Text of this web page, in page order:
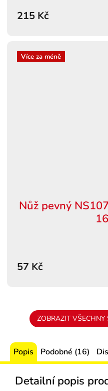
215 Kč
Více za méně
Nůž pevný
57 Kč
ZOBRAZIT VŠECHNY
Popis Podobné (16)
Detailní popis